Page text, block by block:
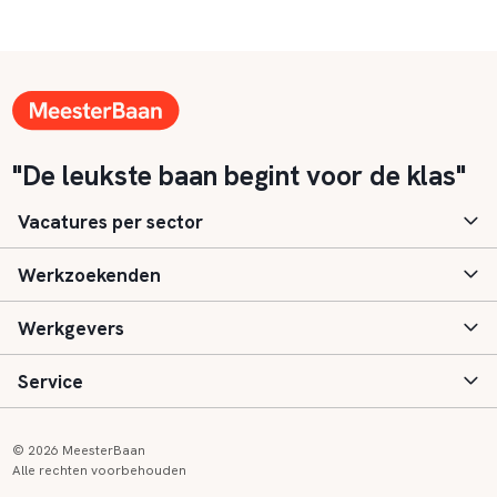
"De leukste baan begint voor de klas"
Vacatures per sector
Basisonderwijs
Speciaal (basis) onderwijs
Voortgezet onderwijs
Werkzoekenden
Aanmelden
Vacatures
Werkgevers
Inloggen
Service
© 2026 MeesterBaan
Alle rechten voorbehouden